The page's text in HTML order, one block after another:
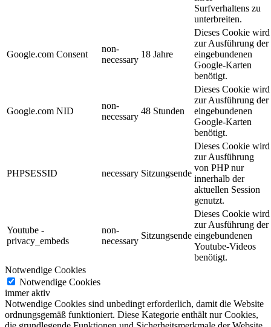
Surfverhaltens zu
unterbreiten.
Google.com Consent
non-
necessary
18 Jahre
Dieses Cookie wird
zur Ausführung der
eingebundenen
Google-Karten
benötigt.
Google.com NID
non-
necessary
48 Stunden
Dieses Cookie wird
zur Ausführung der
eingebundenen
Google-Karten
benötigt.
PHPSESSID necessary Sitzungsende
Dieses Cookie wird
zur Ausführung
von PHP nur
innerhalb der
aktuellen Session
genutzt.
Youtube -
privacy_embeds
non-
necessary
Sitzungsende
Dieses Cookie wird
zur Ausführung der
eingebundenen
Youtube-Videos
benötigt.
Notwendige Cookies
Notwendige Cookies
immer aktiv
Notwendige Cookies sind unbedingt erforderlich, damit die Website
ordnungsgemäß funktioniert. Diese Kategorie enthält nur Cookies,